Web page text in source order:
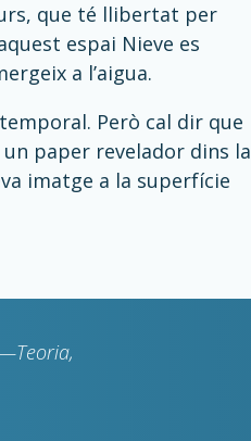
que té llibertat per
espai Nieve es
a l’aigua.
Però cal dir que
paper revelador dins la
imatge a la superfície